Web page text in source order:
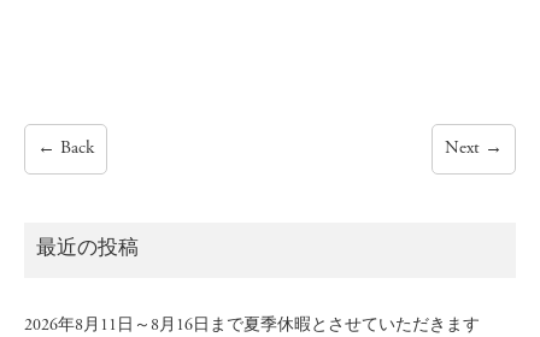
← Back Next →
最近の投稿
2026年8月11日～8月16日まで夏季休暇とさせていただきます